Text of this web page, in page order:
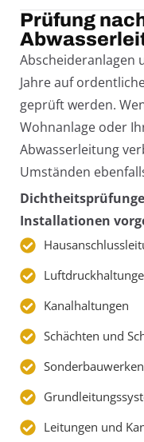
Prüfung
Abscheideranlagen
Jahre auf
geprüft werden.
Wohnanlage oder
Abwasserleitung
Umständen
Installationen
Kanalhaltungen
Schächten und
Sonderbauwerken
Leitungen und